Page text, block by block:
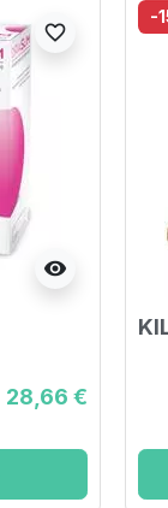
visibility
favorite_border
28,66 €
-